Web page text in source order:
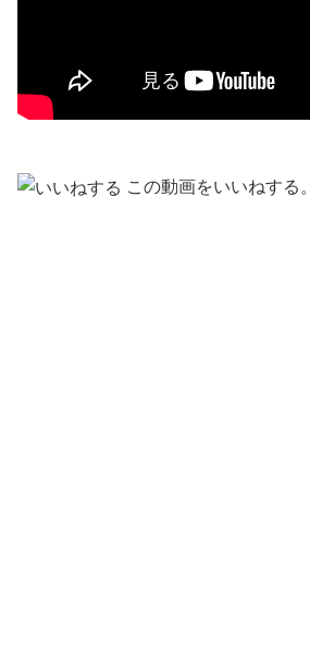
この動画をいいねする。